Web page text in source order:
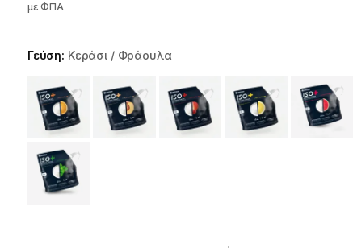
με ΦΠΑ
Γεύση: Κεράσι / Φράουλα
Choose a variant